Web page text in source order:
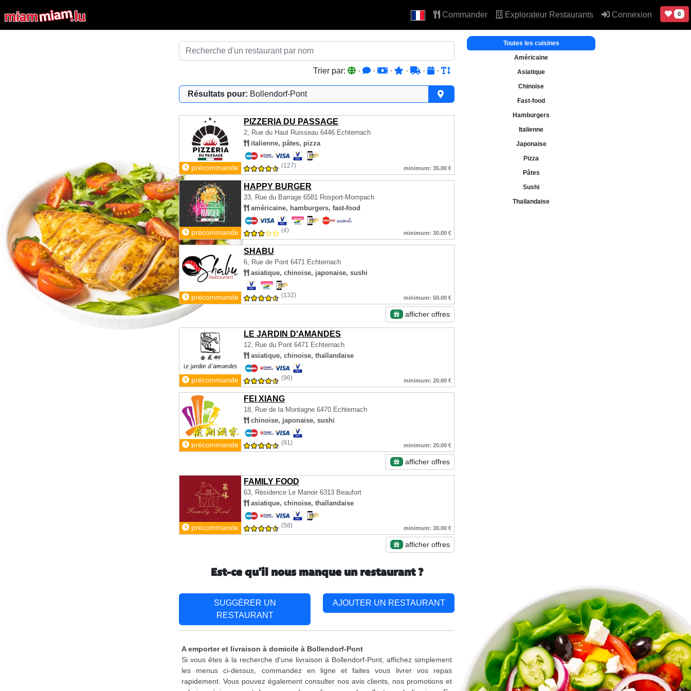
Commander Explorateur Restaurants Connexion 0
Trier par: · · · · · ·
Résultats pour: Bollendorf-Pont
PIZZERIA DU PASSAGE
2, Rue du Haut Ruisseau 6446 Echternach
italienne, pâtes, pizza
précommande (127) minimum: 35.00 €
HAPPY BURGER
33, Rue du Barrage 6581 Rosport-Mompach
américaine, hamburgers, fast-food
précommande (4) minimum: 30.00 €
SHABU
6, Rue de Pont 6471 Echternach
asiatique, chinoise, japonaise, sushi
précommande (132) minimum: 50.00 €
afficher offres
LE JARDIN D'AMANDES
12, Rue du Pont 6471 Echternach
asiatique, chinoise, thaïlandaise
précommande (96) minimum: 20.00 €
FEI XIANG
18, Rue de la Montagne 6470 Echternach
chinoise, japonaise, sushi
précommande (91) minimum: 20.00 €
afficher offres
FAMILY FOOD
63, Rèsidence Le Manoir 6313 Beaufort
asiatique, chinoise, thaïlandaise
précommande (58) minimum: 30.00 €
afficher offres
Toutes les cuisines
Américaine
Asiatique
Chinoise
Fast-food
Hamburgers
Italienne
Japonaise
Pizza
Pâtes
Sushi
Thaïlandaise
Est-ce qu'il nous manque un restaurant ?
SUGGÉRER UN
RESTAURANT
AJOUTER UN RESTAURANT
A emporter et livraison à domicile à Bollendorf-Pont
Si vous êtes à la recherche d'une livraison à Bollendorf-Pont, affichez simplement
les menus ci-dessus, commandez en ligne et faites vous livrer vos repas
rapidement. Vous pouvez également consulter nos avis clients, nos promotions et